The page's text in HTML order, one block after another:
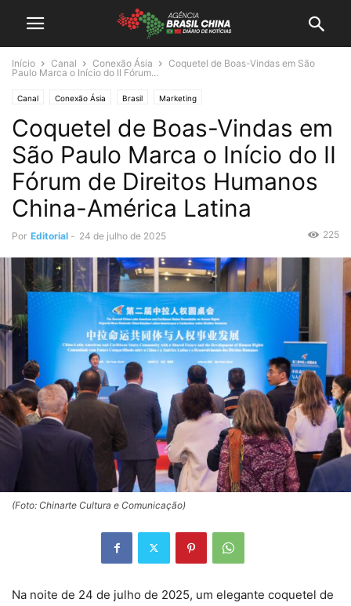
Início Canal Conexão Ásia
Coquetel de Boas-Vindas em São
Paulo Marca o Início do II Fórum...
Canal Conexão Ásia Brasil Marketing
Coquetel de Boas-Vindas em
São Paulo Marca o Início do II
Fórum de Direitos Humanos
China-América Latina
Por Editorial - 24 de julho de 2025 225
(Foto: Chinarte Cultura e Comunicação)
Na noite de 24 de julho de 2025, um elegante coquetel de